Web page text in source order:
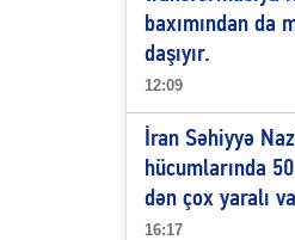
baxımından da
daşıyır.
12:09
İran Səhiyyə
hücumlarında
dən çox yaralı
16:17